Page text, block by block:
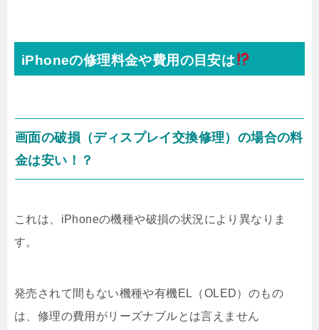
iPhoneの修理料金や費用の目安は
画面の破損（ディスプレイ交換修理）の場合の料
金は安い！？
これは、iPhoneの機種や破損の状況により異なりま
す。
発売されて間もない機種や有機EL（OLED）のもの
は、修理の費用がリーズナブルとは言えません